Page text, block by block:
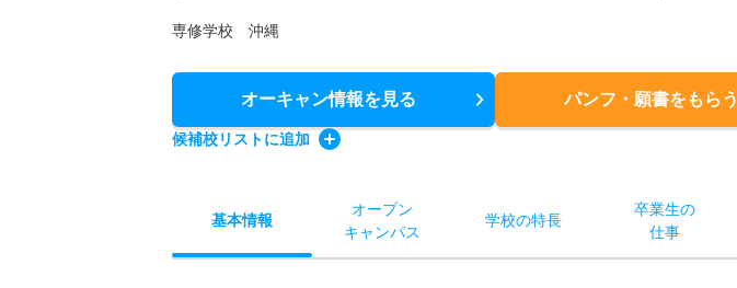
専修学校 沖縄
オーキャン情報を見る パンフ・願書をもらう
候補校リストに追加
基本情報
オープン
キャンパス
学校の特長
卒業生の
仕事